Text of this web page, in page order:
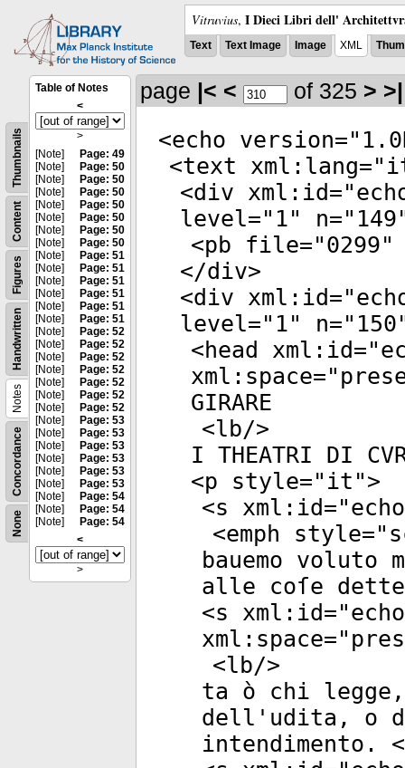
Vitruvius, I Dieci Libri dell'
Text Text Image Image XML
None
Concordance
Notes
Handwritten
Figures
Content
Thumbnails
Table of Notes
<
>
[Note]
Page: 49
[Note]
Page: 50
[Note]
Page: 50
[Note]
Page: 50
[Note]
Page: 50
[Note]
Page: 50
[Note]
Page: 50
[Note]
Page: 50
[Note]
Page: 51
[Note]
Page: 51
[Note]
Page: 51
[Note]
Page: 51
[Note]
Page: 51
[Note]
Page: 51
[Note]
Page: 52
[Note]
Page: 52
[Note]
Page: 52
[Note]
Page: 52
[Note]
Page: 52
[Note]
Page: 52
[Note]
Page: 52
[Note]
Page: 53
[Note]
Page: 53
[Note]
Page: 53
[Note]
Page: 53
[Note]
Page: 53
[Note]
Page: 53
[Note]
Page: 54
[Note]
Page: 54
[Note]
Page: 54
<
>
page |< < of 325 > >|
<echo version="
<text xml:lang="
<div xml:id="
level=" 1" n=" 149
<pb file="0299"
</div>
<div xml:id="
level=" 1" n=" 150
<head xml:id="
xml:space="
GIRARE
<lb/>
I THEATRI DI
<p style=" it ">
<s xml:id="
<emph style="
bauemo voluto
alle coſe
<s xml:id="
xml:space="
<lb/>
ta ò chi
dell'udita, o
intendimento.